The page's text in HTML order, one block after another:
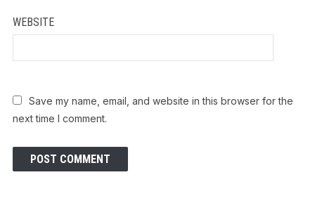
WEBSITE
Save my name, email, and website in this browser for the
next time I comment.